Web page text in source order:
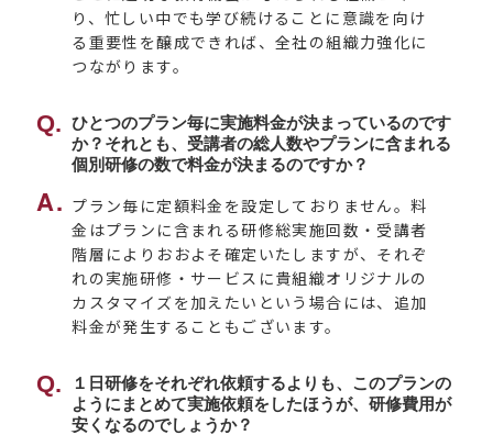
り、忙しい中でも学び続けることに意識を向け
る重要性を醸成できれば、全社の組織力強化に
つながります。
ひとつのプラン毎に実施料金が決まっているのです
か？それとも、受講者の総人数やプランに含まれる
個別研修の数で料金が決まるのですか？
プラン毎に定額料金を設定しておりません。料
金はプランに含まれる研修総実施回数・受講者
階層によりおおよそ確定いたしますが、それぞ
れの実施研修・サービスに貴組織オリジナルの
カスタマイズを加えたいという場合には、追加
料金が発生することもございます。
１日研修をそれぞれ依頼するよりも、このプランの
ようにまとめて実施依頼をしたほうが、研修費用が
安くなるのでしょうか？